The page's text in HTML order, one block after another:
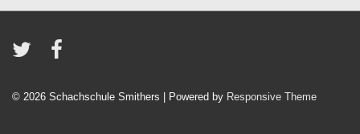
© 2026 Schachschule Smithers | Powered by Responsive Theme